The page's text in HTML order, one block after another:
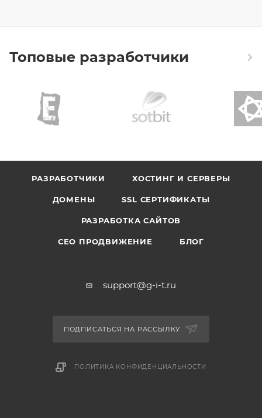
Топовые разработчики
РАЗРАБОТЧИКИ ХОСТИНГ И СЕРВЕРЫ
ДОМЕНЫ SSL СЕРТИФИКАТЫ
РАЗРАБОТКА САЙТОВ
СЕО ПРОДВИЖЕНИЕ БЛОГ
support@g-i-t.ru
ПОДПИСАТЬСЯ НА РАССЫЛКУ
ПОЛИТИКА КОНФИДЕНЦИАЛЬНОСТИ